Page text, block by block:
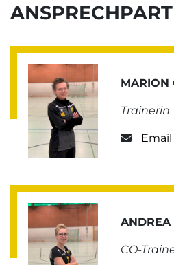
MARION
Trainerin
ANDREA
CO-